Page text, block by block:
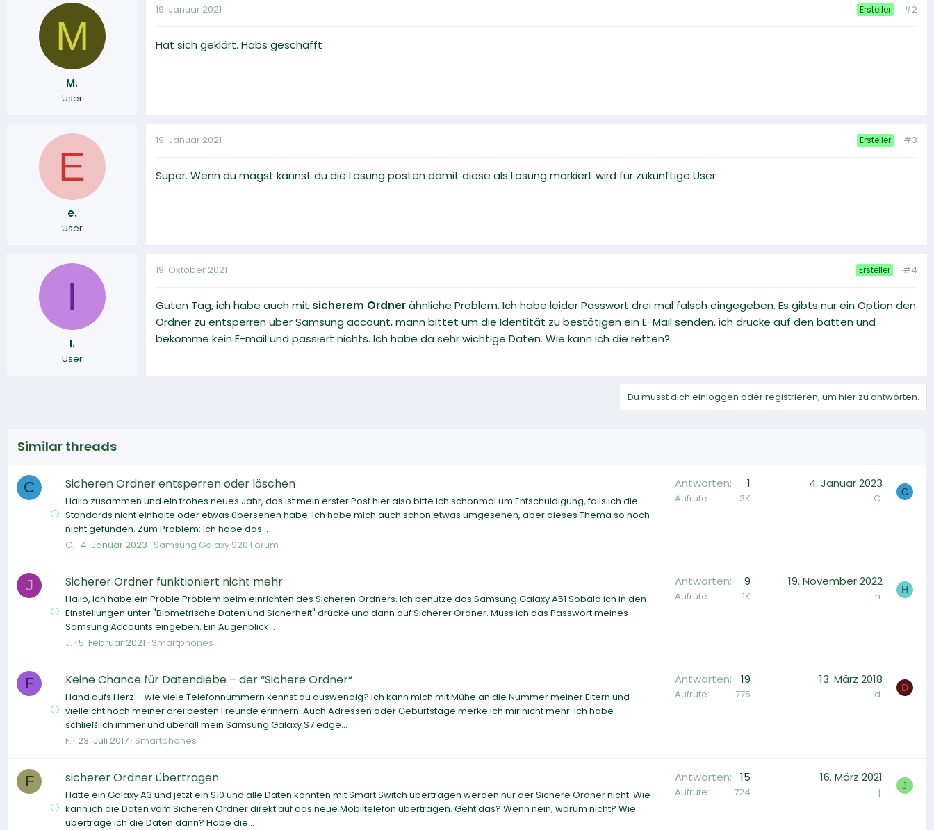
M
M.
User
19. Januar 2021 Ersteller #2
Hat sich geklärt. Habs geschafft
E
e.
User
19. Januar 2021 Ersteller #3
Super. Wenn du magst kannst du die Lösung posten damit diese als Lösung markiert wird für zukünftige User
I
I.
User
19. Oktober 2021 Ersteller #4
Guten Tag, ich habe auch mit sicherem Ordnerähnliche Problem. Ich habe leider Passwort drei mal falsch eingegeben. Es gibts nur ein Option den
Ordner zu entsperren uber Samsung account, mann bittet um die Identität zu bestätigen ein E-Mail senden. ich drucke auf den batten und
bekomme kein E-mail und passiert nichts. Ich habe da sehr wichtige Daten. Wie kann ich die retten?
Du musst dich einloggen oder registrieren, um hier zu antworten.
Similar threads
C Sicheren Ordner entsperren oder löschen
Hallo zusammen und ein frohes neues Jahr, das ist mein erster Post hier also bitte ich schonmal um Entschuldigung, falls ich die
Standards nicht einhalte oder etwas übersehen habe. Ich habe mich auch schon etwas umgesehen, aber dieses Thema so noch
nicht gefunden. Zum Problem: Ich habe das...
C. 4. Januar 2023 Samsung Galaxy S20 Forum
Antworten 1
Aufrufe 3K
4. Januar 2023
C. C
J Sicherer Ordner funktioniert nicht mehr
Hallo, Ich habe ein Proble Problem beim einrichten des Sicheren Ordners. Ich benutze das Samsung Galaxy A51 Sobald ich in den
Einstellungen unter "Biometrische Daten und Sicherheit" drücke und dann auf Sicherer Ordner. Muss ich das Passwort meines
Samsung Accounts eingeben. Ein Augenblick...
J. 5. Februar 2021 Smartphones
Antworten 9
Aufrufe 1K
19. November 2022
h. H
F Keine Chance für Datendiebe – der “Sichere Ordner“
Hand aufs Herz – wie viele Telefonnummern kennst du auswendig? Ich kann mich mit Mühe an die Nummer meiner Eltern und
vielleicht noch meiner drei besten Freunde erinnern. Auch Adressen oder Geburtstage merke ich mir nicht mehr. Ich habe
schließlich immer und überall mein Samsung Galaxy S7 edge...
F. 23. Juli 2017 Smartphones
Antworten 19
Aufrufe 775
13. März 2018
d. D
F sicherer Ordner übertragen
Hatte ein Galaxy A3 und jetzt ein S10 und alle Daten konnten mit Smart Switch übertragen werden nur der Sichere Ordner nicht. Wie
kann ich die Daten vom Sicheren Ordner direkt auf das neue Mobiltelefon übertragen. Geht das? Wenn nein, warum nicht? Wie
übertrage ich die Daten dann? Habe die...
Antworten 15
Aufrufe 724
16. März 2021
j. J